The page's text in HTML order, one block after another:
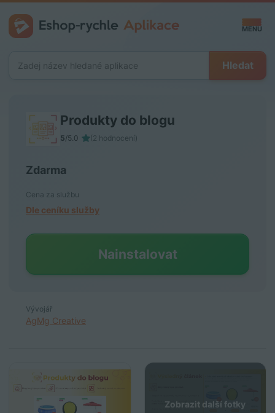
Hledat
MENU
Vytvořit
Produkty do blogu
5/5.0 (2 hodnocení)
Zdarma
Cena za službu
Dle ceníku služby
Nainstalovat
Vývojář
AgMg Creative
Zobrazit další fotky